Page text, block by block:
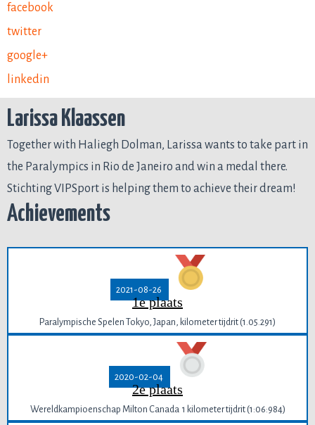
facebook
twitter
google+
linkedin
Larissa Klaassen
Together with Haliegh Dolman, Larissa wants to take part in
the Paralympics in Rio de Janeiro and win a medal there.
Stichting VIPSport is helping them to achieve their dream!
Achievements
2021-08-26
1e plaats
Paralympische Spelen Tokyo, Japan, kilometer tijdrit (1.05.291)
2020-02-04
2e plaats
Wereldkampioenschap Milton Canada 1 kilometer tijdrit (1:06:984)